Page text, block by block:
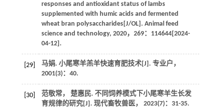
responses and antioxidant status of lambs
supplemented with humic acids and fermented
wheat bran polysaccharides[J/OL]. Animal feed
science and technology, 2020， 269：114644[2024-
04-12].
[29] 马娟. 小尾寒羊羔羊快速育肥技术[J]. 专业户 ，
2001(3)：40.
[30]
范敬常， 楚惠民. 不同饲养模式下小尾寒羊生长发
育规律的研究[J]. 现代畜牧兽医， 2023(7)：31-35.